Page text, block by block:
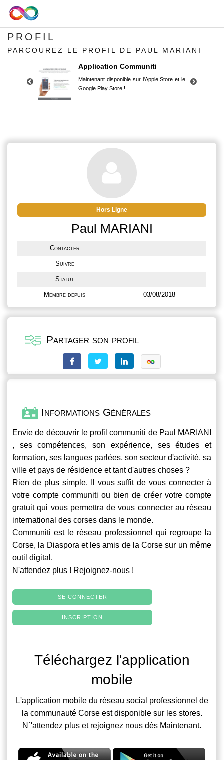
PROFIL
PARCOUREZ LE PROFIL DE PAUL MARIANI
Application Communiti
Maintenant disponible sur l'Apple Store et le
Google Play Store !
Google Play Store !
Hors Ligne
Paul MARIANI
Contacter
Suivre
Statut
Membre depuis 03/08/2018
Partager son profil
Informations Générales
Envie de découvrir le profilcommuniti de Paul MARIANI
, ses compétences, son expérience, ses études et
formation, ses langues parlées, son secteur d'activité, sa
ville et pays de résidence et tant d'autres choses ?
Rien de plus simple. Il vous suffit de vous connecter à
votre compte communiti ou bien de créer votre compte
gratuit qui vous permettra de vous connecter au réseau
international des corses dans le monde.
Communiti est le réseau professionnel qui regroupe la
Corse, la Diaspora et les amis de la Corse sur un même
outil digital.
N'attendez plus ! Rejoignez-nous !
SE CONNECTER
INSCRIPTION
Téléchargez l'application
mobile
L'application mobile du réseau social professionnel de
la communauté Corse est disponible sur les stores.
N`'attendez plus et rejoignez nous dès Maintenant.